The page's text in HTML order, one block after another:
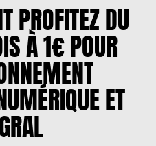
PROFITEZ DU
À 1€ POUR
ET